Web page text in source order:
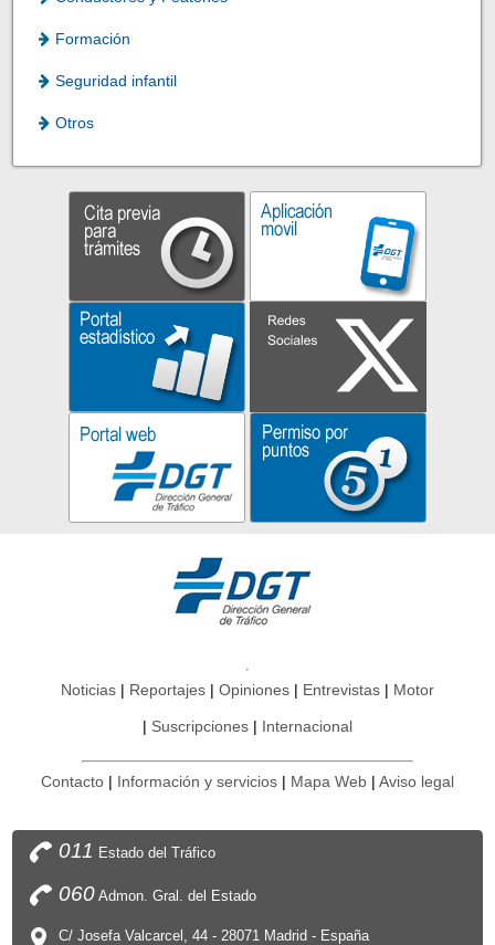
Formación
Seguridad infantil
Otros
Noticias Reportajes Opiniones Entrevistas Motor
Suscripciones Internacional
Contacto Información y servicios Mapa Web Aviso legal
011 Estado del Tráfico
060Admon. Gral. del Estado
C/ Josefa Valcarcel, 44 - 28071 Madrid - España